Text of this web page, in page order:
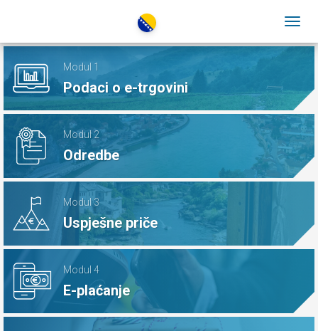
Modul 1
Podaci o e-trgovini
Modul 2
Odredbe
Modul 3
Uspješne priče
Modul 4
E-plaćanje